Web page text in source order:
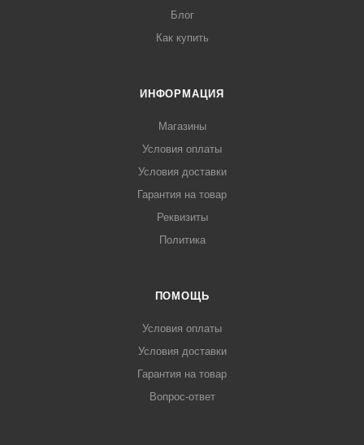
Блог
Как купить
ИНФОРМАЦИЯ
Магазины
Условия оплаты
Условия доставки
Гарантия на товар
Реквизиты
Политика
ПОМОЩЬ
Условия оплаты
Условия доставки
Гарантия на товар
Вопрос-ответ